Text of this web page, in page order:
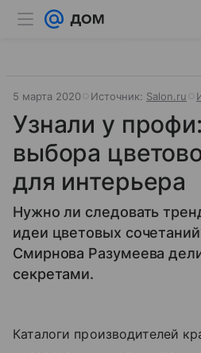
5 марта 2020 Источник: Salon.ru
Узнали у
выбора
для интерьера
Нужно ли следовать
идеи цветовых
Смирнова Разумеева
секретами.
Каталоги производителей